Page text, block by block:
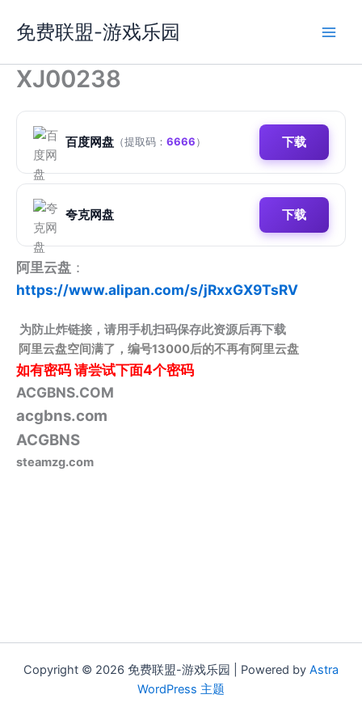
容
免费联盟-游戏乐园
XJ00238
百度网盘 （提取码： 6666） 下载
夸克网盘 下载
阿里云盘 ：
https://www.alipan.com/s/jRxxGX9TsRV
为防止炸链接，请用手机扫码保存此资源后再下载
阿里云盘空间满了，编号13000后的不再有阿里云盘
如有密码请尝试下面4个密码
ACGBNS.COM
acgbns.com
ACGBNS
steamzg.com
Copyright © 2026 免费联盟-游戏乐园 | Powered by Astra
WordPress 主题